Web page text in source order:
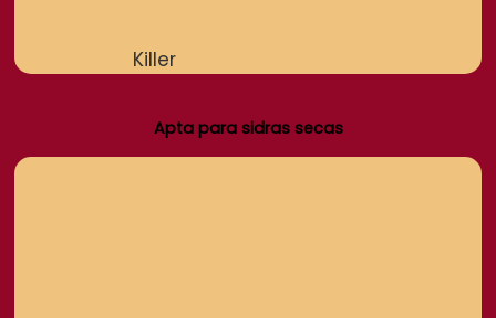
Killer
Apta para sidras secas